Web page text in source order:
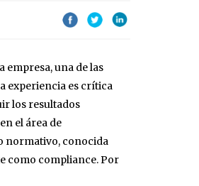
empresa, una de las
experiencia es crítica
los resultados
el área de
normativo, conocida
como compliance. Por